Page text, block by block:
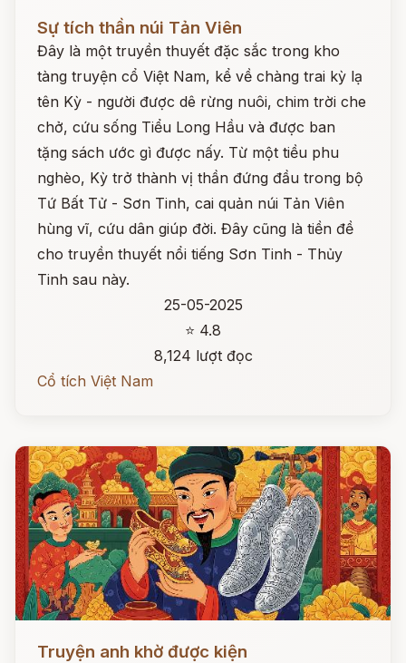
Sự tích thần núi Tản Viên
Đây là một truyền thuyết đặc sắc trong kho
tàng truyện cổ Việt Nam, kể về chàng trai kỳ lạ
tên Kỳ - người được dê rừng nuôi, chim trời che
chở, cứu sống Tiểu Long Hầu và được ban
tặng sách ước gì được nấy. Từ một tiều phu
nghèo, Kỳ trở thành vị thần đứng đầu trong bộ
Tứ Bất Tử - Sơn Tinh, cai quản núi Tản Viên
hùng vĩ, cứu dân giúp đời. Đây cũng là tiền đề
cho truyền thuyết nổi tiếng Sơn Tinh - Thủy
Tinh sau này.
25-05-2025
⭐ 4.8
8,124 lượt đọc
Cổ tích Việt Nam
Truyện anh khờ được kiện